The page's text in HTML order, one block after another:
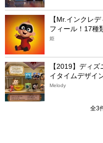
【Mr.インクレ
フィール！17種
姫
【2019】ディ
イタイムデザイ
Melody
全3